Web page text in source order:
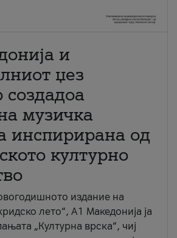
и
џез
создадоа
музичка
инспирирана од
културно
издание на
лето“, А1 Македонија ја
„Културна врска“, чиј